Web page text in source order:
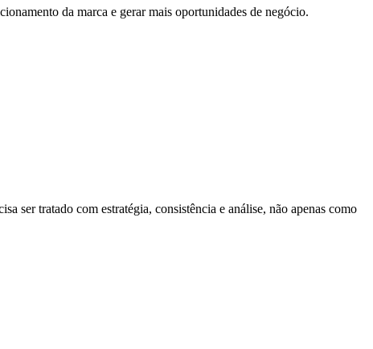
da marca e gerar mais oportunidades de negócio.
ser tratado com estratégia, consistência e análise, não apenas como